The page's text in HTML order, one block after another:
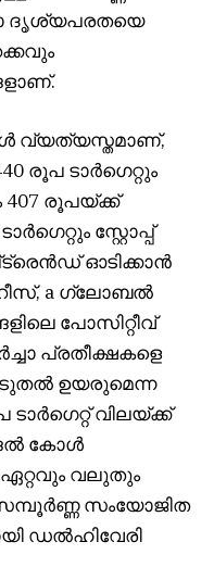
ദൃശ്യപരതയെ
വ്യത്യസ്തമാണ്,
രൂപ ടാർഗെറ്റും
407 രൂപയ്ക്ക്
സ്റ്റോപ്പ്
ഓടിക്കാൻ
a ഗ്ലോബൽ
പോസിറ്റീവ്
പ്രതീക്ഷകളെ
ഉയരുമെന്ന
ടാർഗെറ്റ് വിലയ്ക്ക്
കോൾ
ഏറ്റവും വലുതും
സംയോജിത
ഡൽഹിവേരി